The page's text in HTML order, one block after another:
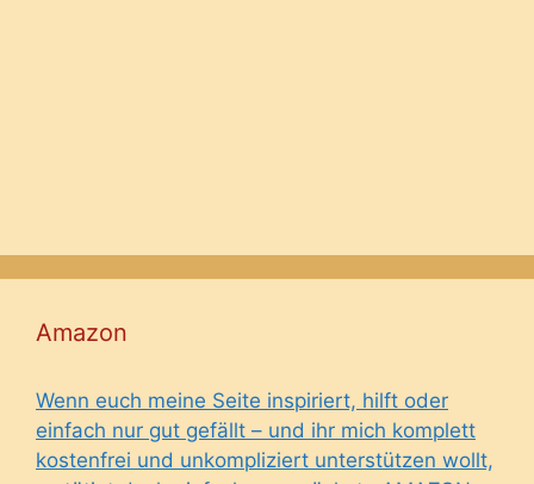
Amazon
Wenn euch meine Seite inspiriert, hilft oder
einfach nur gut gefällt – und ihr mich komplett
kostenfrei und unkompliziert unterstützen wollt,